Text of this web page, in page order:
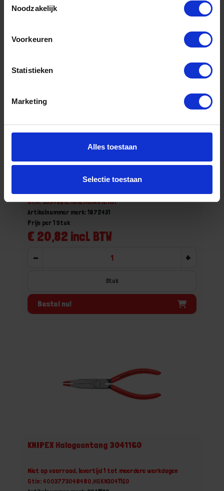
Noodzakelijk
Voorkeuren
Statistieken
Marketing
Alles toestaan
Selectie toestaan
IRONSIDE Platbektang electronica 130MM
Gtin: 3394661211316,HGIRO121131
Artikelnummer merk: 1872431
€ 20,82 incl. BTW
Prijs per 1 Stuk
- +
Stuk
Bestel nu!
KNIPEX Halogeentang 3041160
Niet op voorraad, levertijd 1 tot meerdere werkdagen
Gtin: 4003773048480,HGKN3041160